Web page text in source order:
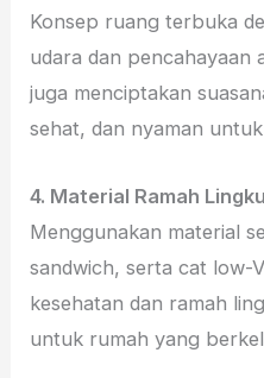
Konsep ruang terbuka
udara dan pencahayaan
juga menciptakan
sehat, dan nyaman
4. Material Ramah
Menggunakan material
sandwich, serta cat low-
kesehatan dan ramah
untuk rumah yang